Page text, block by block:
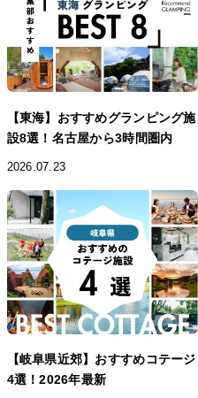
【東海】おすすめグランピング施
設8選！名古屋から3時間圏内
2026.07.23
【岐阜県近郊】おすすめコテージ
4選！2026年最新